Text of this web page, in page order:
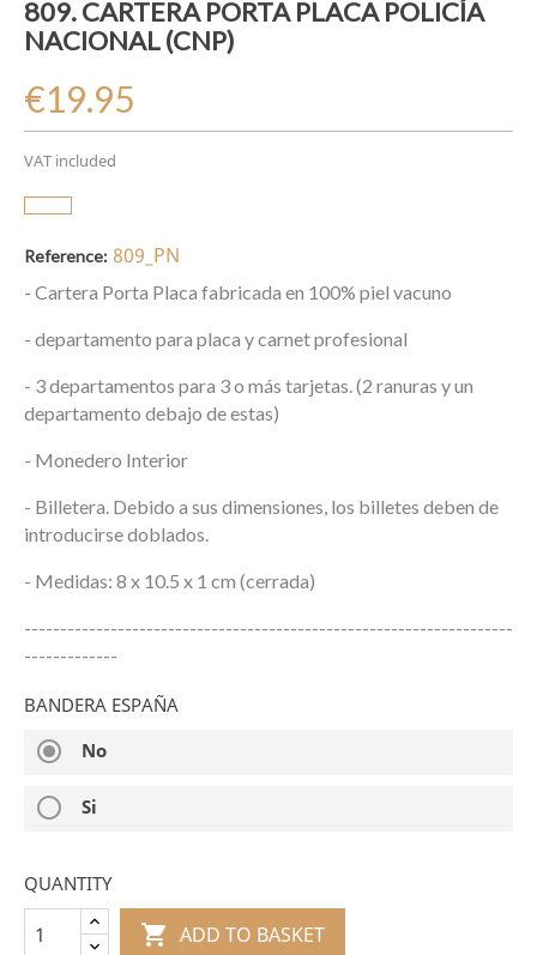
809. CARTERA PORTA PLACA POLICÍA
NACIONAL (CNP)
€19.95
VAT included
Reference: 809_PN
- Cartera Porta Placa fabricada en 100% piel vacuno
- departamento para placa y carnet profesional
- 3 departamentos para 3 o más tarjetas. (2 ranuras y un
departamento debajo de estas)
- Monedero Interior
- Billetera. Debido a sus dimensiones, los billetes deben de
introducirse doblados.
- Medidas: 8 x 10.5 x 1 cm (cerrada)
--------------------------------------------------------------------
-------------
BANDERA ESPAÑA
radio_button_checked No
radio_button_unchecked Si
QUANTITY
 ADD TO BASKET